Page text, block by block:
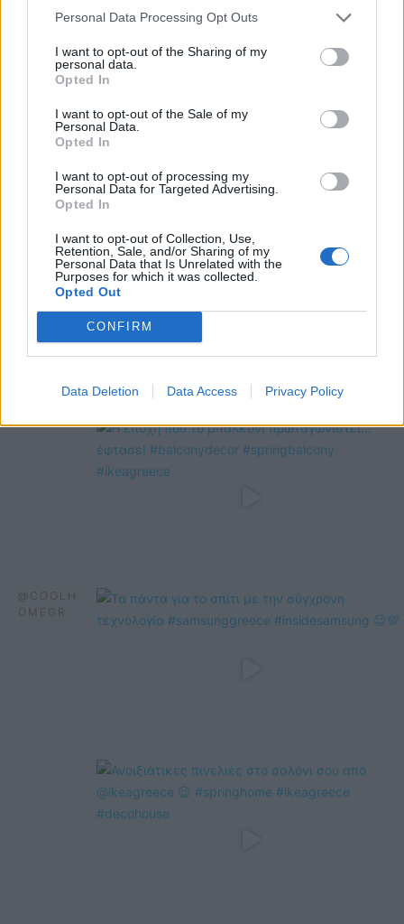
Personal Data Processing Opt Outs
I want to opt-out of the Sharing of my
personal data.
Opted In
I want to opt-out of the Sale of my
Personal Data.
Opted In
I want to opt-out of processing my
Personal Data for Targeted Advertising.
Opted In
I want to opt-out of Collection, Use,
Retention, Sale, and/or Sharing of my
Personal Data that Is Unrelated with the
Purposes for which it was collected.
Opted Out
CONFIRM
Data Deletion Data Access Privacy Policy
smartphone
σας
FOLLOW
@COOLH
OMEGR